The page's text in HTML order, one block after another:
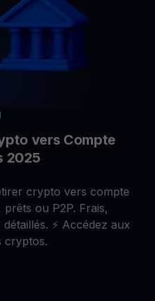
vers Compte
2025
crypto vers compte
ou P2P. Frais,
⚡ Accédez aux
cryptos.